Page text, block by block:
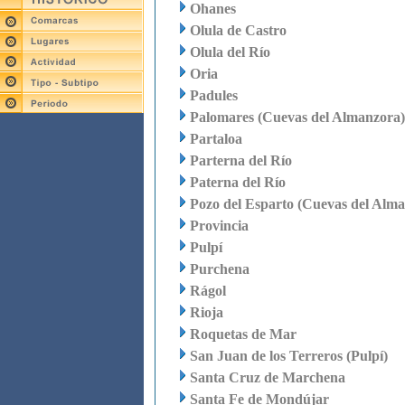
Ohanes
Olula de Castro
Olula del Río
Oria
Padules
Palomares (Cuevas del Almanzora)
Partaloa
Parterna del Río
Paterna del Río
Pozo del Esparto (Cuevas del
Provincia
Pulpí
Purchena
Rágol
Rioja
Roquetas de Mar
San Juan de los Terreros (Pulpí)
Santa Cruz de Marchena
Santa Fe de Mondújar